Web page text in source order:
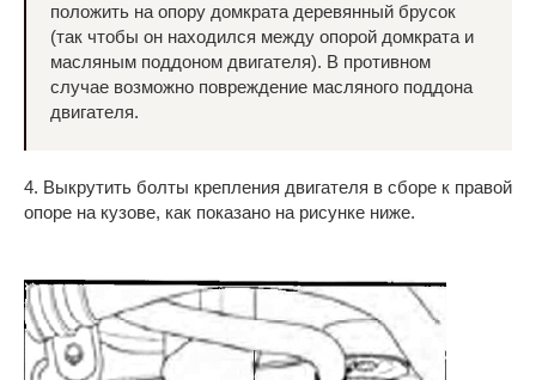
положить на опору домкрата деревянный брусок
(так чтобы он находился между опорой домкрата и
масляным поддоном двигателя). В противном
случае возможно повреждение масляного поддона
двигателя.
4. Выкрутить болты крепления двигателя в сборе к правой
опоре на кузове, как показано на рисунке ниже.